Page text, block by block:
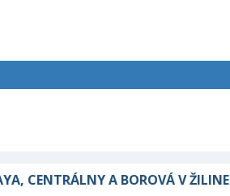
CENTRÁLNY A BOROVÁ V ŽILINE